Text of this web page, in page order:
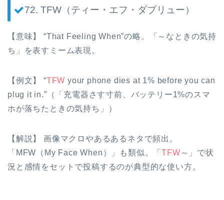
72. TFW（ティー・エフ・ダブリュー）
【意味】 “That Feeling When”の略。「～なときの気持
ち」を表すミーム表現。
【例文】 “TFW your phone dies at 1% before you can
plug it in.”（「充電器さす寸前、バッテリー1%のスマ
ホが落ちたときの気持ち」）
【解説】 画像マクロやあるあるネタで頻出。
「MFW（My Face When）」も類似。「TFW ～」で状
況と感情をセットで投稿するのが典型的な使い方。